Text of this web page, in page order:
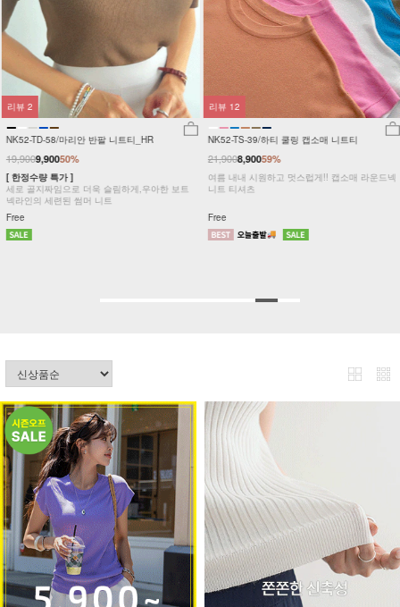
시즌오프 1+1 기획세트 자체제작 여름
NK52-TD-58/마리안 반팔 니트티_HR
50%
19,9009,900
[ 한정수량 특가 ]
세로 골지짜임으로 더욱 슬림하게,우아한 보트
넥라인의 세련된 썸머 니트
Free
리뷰 2
NK52-TS-39/하티 쿨링 캡소매 니트티
59%
21,9008,900
여름 내내 시원하고 멋스럽게!! 캡소매 라운드넥
니트 티셔츠
Free
리뷰 12